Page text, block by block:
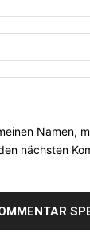
Namen,
nächsten